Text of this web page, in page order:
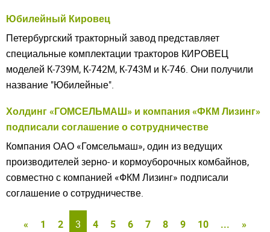
Юбилейный Кировец
Петербургский тракторный завод представляет
специальные комплектации тракторов КИРОВЕЦ
моделей К-739М, К-742М, К-743М и К-746. Они получили
название "Юбилейные".
Холдинг «ГОМСЕЛЬМАШ» и компания «ФКМ Лизинг»
подписали соглашение о сотрудничестве
Компания ОАО «Гомсельмаш», один из ведущих
производителей зерно- и кормоуборочных комбайнов,
совместно с компанией «ФКМ Лизинг» подписали
соглашение о сотрудничестве.
« 1 2 3 4 5 6 7 8 9 10 ... »
Understood